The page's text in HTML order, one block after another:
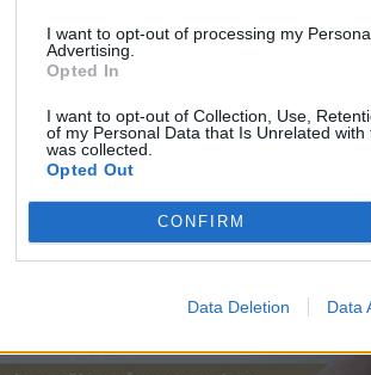
I want to opt-out of processing my
Advertising.
Opted In
I want to opt-out of Collection, Use,
of my Personal Data that Is Unrelated
was collected.
Opted Out
CONFIRM
Data Deletion Data